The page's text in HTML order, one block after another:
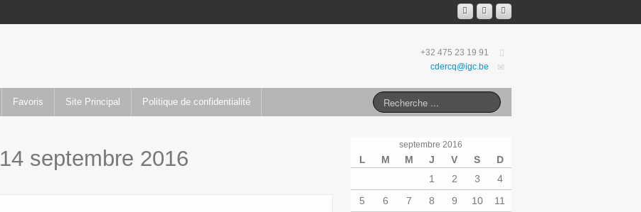
+32 475 23 19 91
cdercq@igc.be
Favoris Site Principal Politique de confidentialité
14 septembre 2016
septembre 2016
L M M J V S
D
1
2 3
4
5
6 7 8 9 10
11